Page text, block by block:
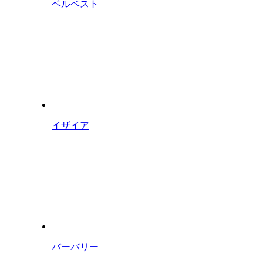
ベルベスト
イザイア
バーバリー